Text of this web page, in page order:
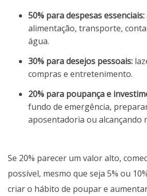
50% para despesas essenciais:
alimentação, transporte,
água.
30% para desejos pessoais:
compras e entretenimento.
20% para poupança e
fundo de emergência,
aposentadoria ou alcançando
Se 20% parecer um valor alto,
possível, mesmo que seja 5% ou
criar o hábito de poupar e